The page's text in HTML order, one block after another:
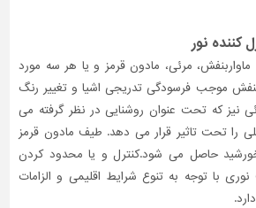
کننده نور
مرئی، مادون قرمز و یا هر سه مورد
موجب فرسودگی تدریجی اشیا و تغییر رنگ
نیز که تحت عنوان روشنایی در نظر گرفته می
را تحت تاثیر قرار می دهد. طیف مادون قرمز
حاصل می شود.کنترل و یا محدود کردن
با توجه به تنوع شرایط اقلیمی و الزامات